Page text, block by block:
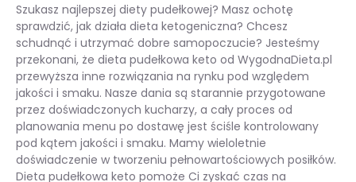
Szukasz najlepszej diety pudełkowej? Masz ochotę
sprawdzić, jak działa dieta ketogeniczna? Chcesz
schudnąć i utrzymać dobre samopoczucie? Jesteśmy
przekonani, że dieta pudełkowa keto od WygodnaDieta.pl
przewyższa inne rozwiązania na rynku pod względem
jakości i smaku. Nasze dania są starannie przygotowane
przez doświadczonych kucharzy, a cały proces od
planowania menu po dostawę jest ściśle kontrolowany
pod kątem jakości i smaku. Mamy wieloletnie
doświadczenie w tworzeniu pełnowartościowych posiłków.
Dieta pudełkowa keto pomoże Ci zyskać czas na